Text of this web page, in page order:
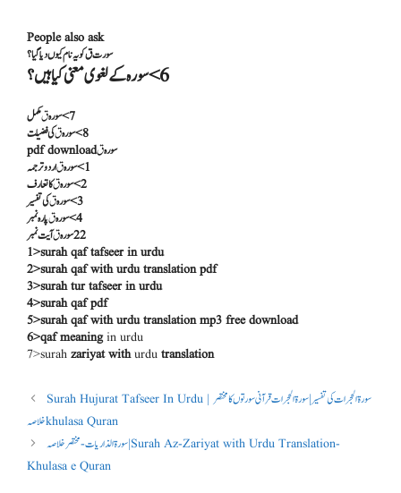
People also ask
سورت ق کو یہ نام کیوں دیا گیا؟
6>سورہ کے لغوی معنی کیا ہیں؟
7>سورہ قمکمل
8>سورہ
قکی فضیلت
سورہقpdf download
1>سورہ
قاردو ترجمہ
2>سورہ
قکا تعارف
3>سورہ
قکی تفسیر
4>سورہ
قپارہ نمبر
سورہقآیت نمبر
22
1>surah qaf tafseer in urdu
2>surah qaf with urdu translation pdf
3>surah tur tafseer in urdu
4>surah qaf pdf
5>surah qaf with urdu translationmp3 free download
6>qaf meaningin urdu
7>surah zariyat withurdu translation
Surah Hujurat Tafseer In Urdu | سورۃ الحجرات کی تفسیر | سورۃ الحجرات قرآنی سورتوں کا مختصر
خلاصہ khulasa Quran
سورۃ الذاريات -مختصر خلاصہ | Surah Az-Zariyat with Urdu Translation-
Khulasa e Quran